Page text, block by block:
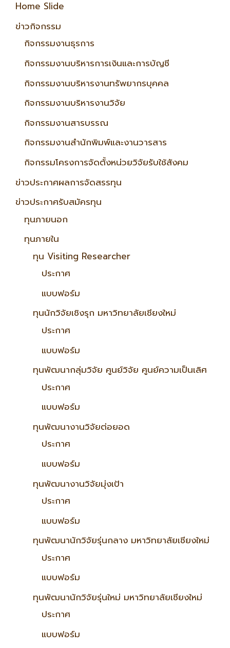
Home Slide
ข่าวกิจกรรม
กิจกรรมงานธุรการ
กิจกรรมงานบริหารการเงินและการบัญชี
กิจกรรมงานบริหารงานทรัพยากรบุคคล
กิจกรรมงานบริหารงานวิจัย
กิจกรรมงานสารบรรณ
กิจกรรมงานสำนักพิมพ์และงานวารสาร
กิจกรรมโครงการจัดตั้งหน่วยวิจัยรับใช้สังคม
ข่าวประกาศผลการจัดสรรทุน
ข่าวประกาศรับสมัครทุน
ทุนภายนอก
ทุนภายใน
ทุน Visiting Researcher
ประกาศ
แบบฟอร์ม
ทุนนักวิจัยเชิงรุก มหาวิทยาลัยเชียงใหม่
ประกาศ
แบบฟอร์ม
ทุนพัฒนากลุ่มวิจัย ศูนย์วิจัย ศูนย์ความเป็นเลิศ
ประกาศ
แบบฟอร์ม
ทุนพัฒนางานวิจัยต่อยอด
ประกาศ
แบบฟอร์ม
ทุนพัฒนางานวิจัยมุ่งเป้า
ประกาศ
แบบฟอร์ม
ทุนพัฒนานักวิจัยรุ่นกลาง มหาวิทยาลัยเชียงใหม่
ประกาศ
แบบฟอร์ม
ทุนพัฒนานักวิจัยรุ่นใหม่ มหาวิทยาลัยเชียงใหม่
ประกาศ
แบบฟอร์ม